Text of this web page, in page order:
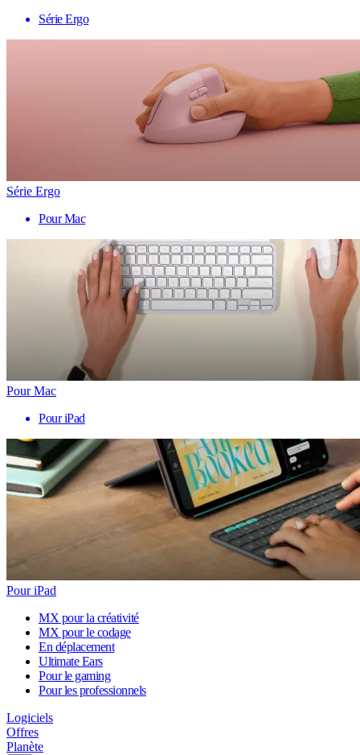
Série Ergo
Série Ergo
Pour Mac
Pour Mac
Pour iPad
Pour iPad
MX pour la créativité
MX pour le codage
En déplacement
Ultimate Ears
Pour le gaming
Pour les professionnels
Logiciels
Offres
Planète